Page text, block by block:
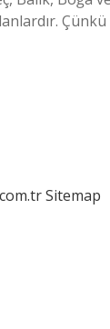
Sitemap